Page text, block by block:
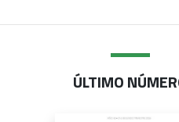
ÚLTIMO